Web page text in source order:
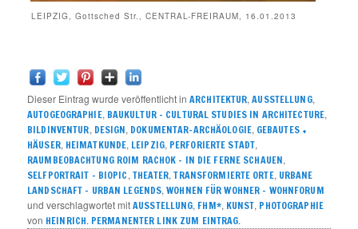
LEIPZIG, Gottsched Str., CENTRAL-FREIRAUM, 16.01.2013
Dieser Eintrag wurde veröffentlicht inARCHITEKTUR,AUSSTELLUNG,
AUTOGEOGRAPHIE, BAUKULTUR – CULTURAL STUDIES IN ARCHITECTURE,
BILDINVENTUR, DESIGN, DOKUMENTAR-ARCHÄOLOGIE, GEBAUTES +
HÄUSER, HEIMATKUNDE, LEIPZIG, PERFORIERTE STADT,
RAUMBEOBACHTUNG ROIM RACHOK – IN DIE FERNE SCHAUEN,
SELFPORTRAIT – BIOPIC, THEATER,TRANSFORMIERTE ORTE, URBANE
LANDSCHAFT – URBAN LEGENDS,WOHNEN FÜR WOHNER – WOHNFORUM
und verschlagwortet mitAUSSTELLUNG, FHM*, KUNST, PHOTOGRAPHIE
von HEINRICH. PERMANENTER LINK ZUM EINTRAG.